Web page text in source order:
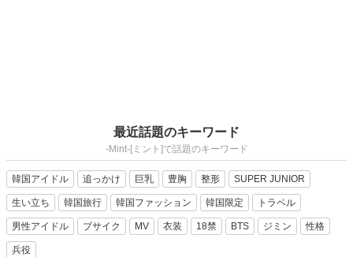
最近話題のキーワード
-Mint-[ミント]で話題のキーワード
韓国アイドル 追っかけ 巨乳 豊胸 整形 SUPER JUNIOR
生い立ち 韓国旅行 韓国ファッション 韓国限定 トラベル
男性アイドル ブサイク MV 衣装 18禁 BTS ジミン 性格
兵役